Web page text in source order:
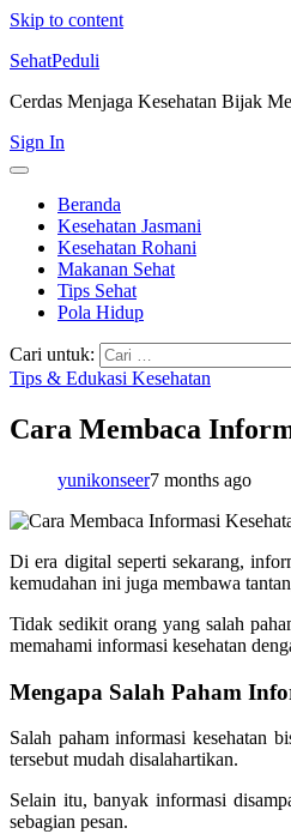
Skip to content
SehatPeduli
Cerdas Menjaga Kesehatan Bijak
Sign In
Beranda
Kesehatan Jasmani
Kesehatan Rohani
Makanan Sehat
Tips Sehat
Pola Hidup
Cari untuk:
Tips & Edukasi Kesehatan
Cara Membaca
yunikonseer7 months ago
Di era digital seperti sekarang,
kemudahan ini juga membawa
Tidak sedikit orang yang salah
memahami informasi kesehatan
Mengapa Salah Paham
Salah paham informasi kesehatan
tersebut mudah disalahartikan.
Selain itu, banyak informasi
sebagian pesan.